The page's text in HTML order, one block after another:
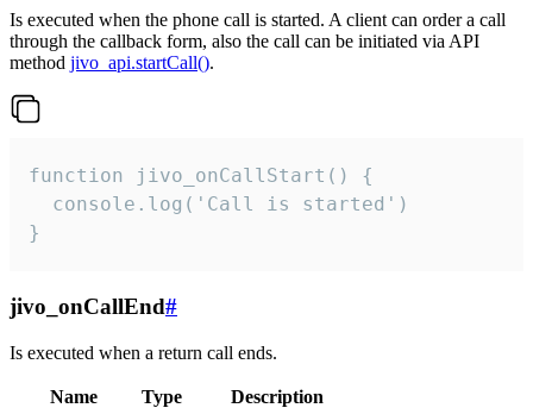
Is executed when the phone call is started. A client can order a call
through the callback form, also the call can be initiated via API
method jivo_api.startCall().
function jivo_onCallStart() {
  console.log('Call is started')
}
jivo_onCallEnd#
Is executed when a return call ends.
Name Type
Description